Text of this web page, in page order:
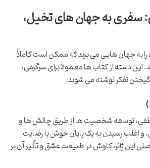
سفری به جهان های تخیل،
را به جهان هایی می برند که ممکن است کاملاً
این دسته از کتاب ها معمولاً برای سرگرمی،
تفکر نوشته می شوند.
توسعه شخصیت ها از طریق چالش ها و
رسیدن به یک پایان خوش یا رضایت
این ژانر، کاوش در طبیعت عشق و تأثیر آن بر